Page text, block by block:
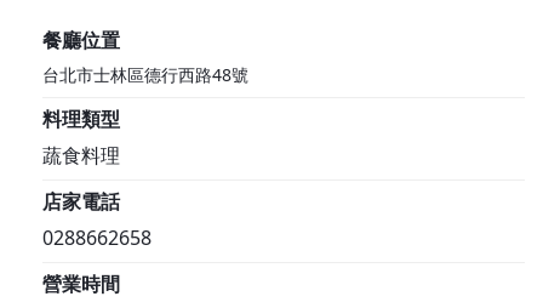
餐廳位置
台北市士林區德行西路48號
料理類型
蔬食料理
店家電話
0288662658
營業時間